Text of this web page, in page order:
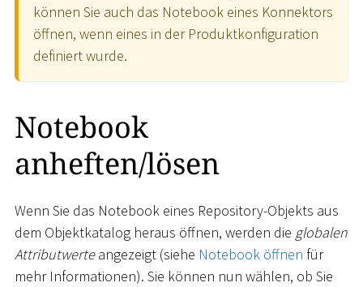
können Sie auch das Notebook eines Konnektors
öffnen, wenn eines in der Produktkonfiguration
definiert wurde.
Notebook
anheften/lösen
Wenn Sie das Notebook eines Repository-Objekts aus
dem Objektkatalog heraus öffnen, werden die globalen
Attributwerteangezeigt (siehe Notebook öffnen für
mehr Informationen). Sie können nun wählen, ob Sie